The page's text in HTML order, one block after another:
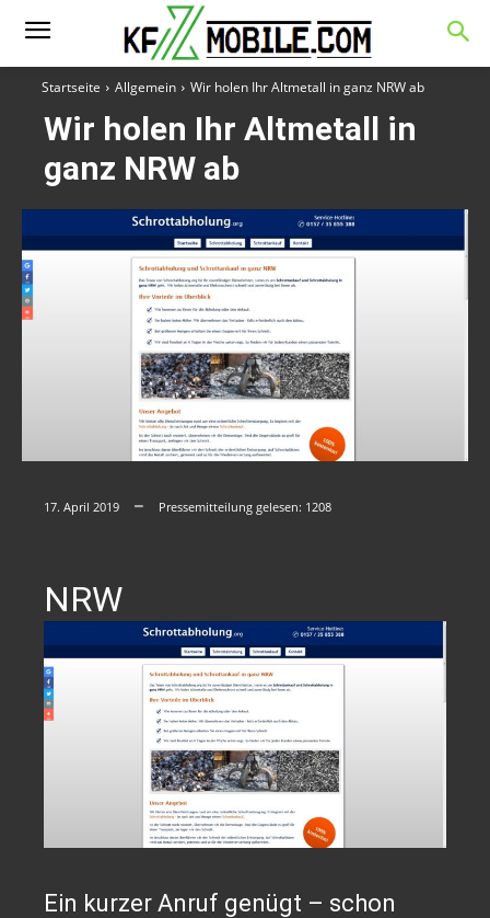
Startseite Allgemein Wir holen Ihr Altmetall in ganz NRW ab
Wir holen Ihr Altmetall in
ganz NRW ab
17. April 2019 Pressemitteilung gelesen: 1208
NRW
Ein kurzer Anruf genügt – schon